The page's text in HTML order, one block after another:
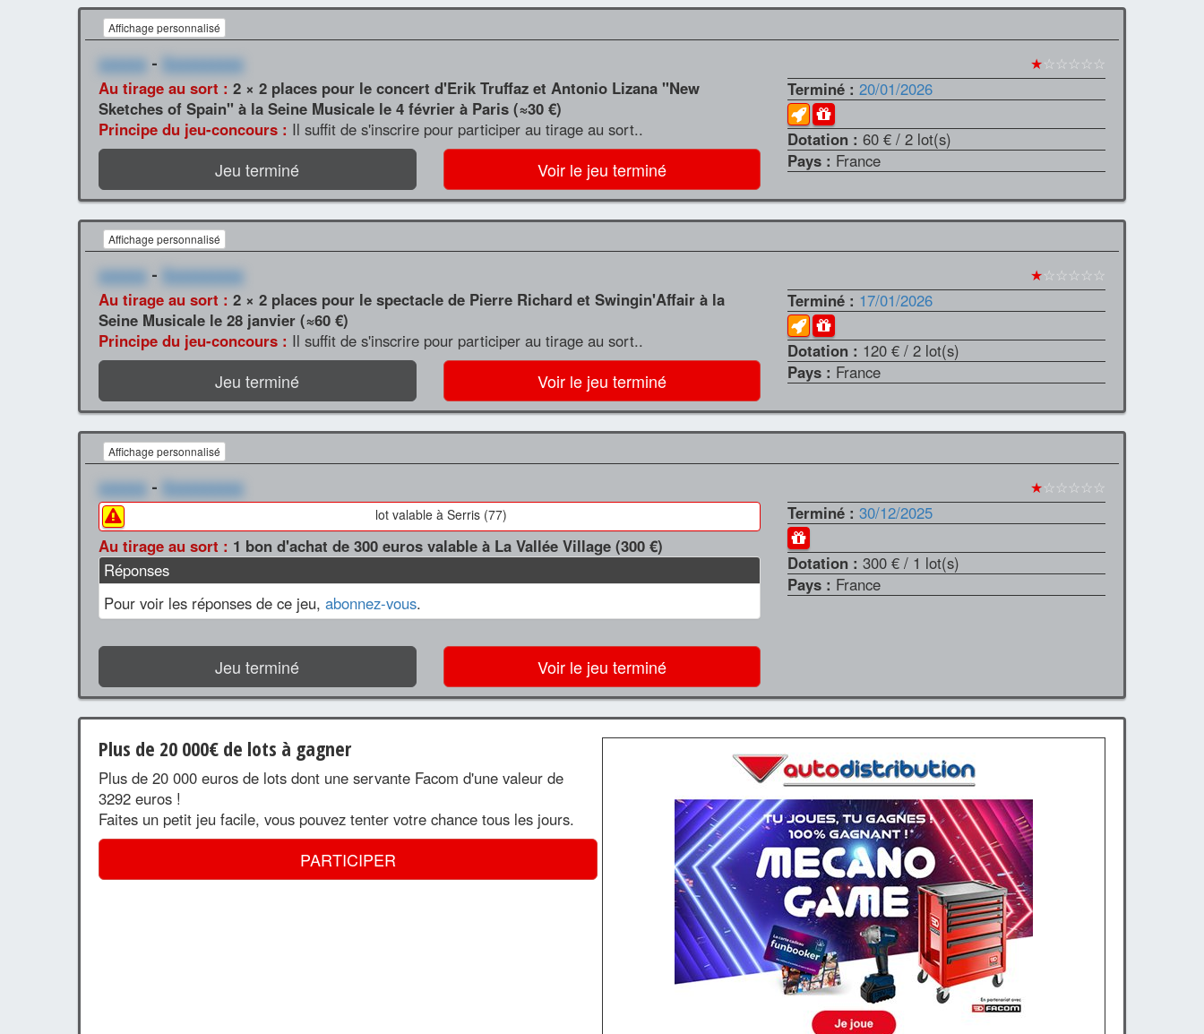
Affichage personnalisé
xxxxxx - Xxxxxxxxxx ★☆☆☆☆☆
Au tirage au sort : 2 × 2 places pour le concert d'Erik Truffaz et Antonio Lizana "New
Sketches of Spain" à la Seine Musicale le 4 février à Paris (≈30 €)
Principe du jeu-concours : Il suffit de s'inscrire pour participer au tirage au sort..
Jeu terminé Voir le jeu terminé
Terminé :20/01/2026
Dotation :60 € / 2 lot(s)
Pays : France
Affichage personnalisé
xxxxxx - Xxxxxxxxxx ★☆☆☆☆☆
Au tirage au sort : 2 × 2 places pour le spectacle de Pierre Richard et Swingin'Affair à la
Seine Musicale le 28 janvier (≈60 €)
Principe du jeu-concours : Il suffit de s'inscrire pour participer au tirage au sort..
Jeu terminé Voir le jeu terminé
Terminé : 17/01/2026
Dotation : 120 € / 2 lot(s)
Pays : France
Affichage personnalisé
xxxxxx - Xxxxxxxxxx ★☆☆☆☆☆
lot valable à Serris (77)
Au tirage au sort : 1 bon d'achat de 300 euros valable à La Vallée Village (300 €)
Réponses
Pour voir les réponses de ce jeu, abonnez-vous.
Jeu terminé Voir le jeu terminé
Terminé :30/12/2025
Dotation :300 € / 1 lot(s)
Pays : France
Plus de 20 000€ de lots à gagner
Plus de 20 000 euros de lots dont une servante Facom d'une valeur de
3292 euros !
Faites un petit jeu facile, vous pouvez tenter votre chance tous les jours.
PARTICIPER